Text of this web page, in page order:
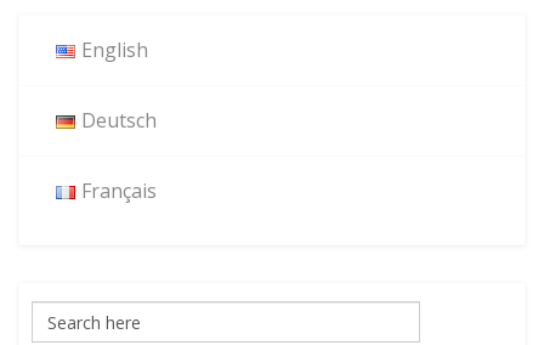
English
Deutsch
Français